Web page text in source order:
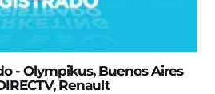
- Olympikus, Buenos Aires
Renault